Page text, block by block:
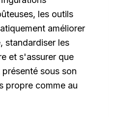
les outils
améliorer
standardiser les
et s'assurer que
sous son
propre comme au